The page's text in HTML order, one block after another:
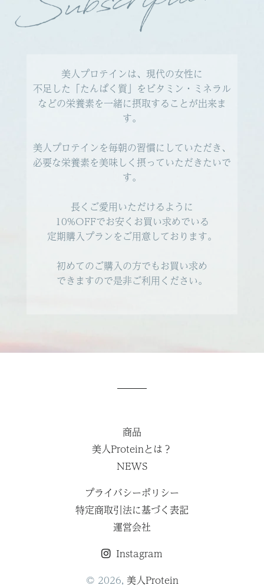
美人プロテインは、現代の女性に
不足した「たんぱく質」をビタミン・ミネラル
などの栄養素を一緒に摂取することが出来ま
す。
美人プロテインを毎朝の習慣にしていただき、
必要な栄養素を美味しく摂っていただきたいで
す。
長くご愛用いただけるように
10%OFFでお安くお買い求めでいる
定期購入プランをご用意しております。
初めてのご購入の方でもお買い求め
できますので是非ご利用ください。
商品
美人Proteinとは？
NEWS
プライバシーポリシー
特定商取引法に基づく表記
運営会社
Instagram
© 2026, 美人Protein